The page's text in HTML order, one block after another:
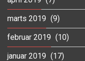
marts 2019 (9)
februar 2019 (10)
januar 2019 (17)